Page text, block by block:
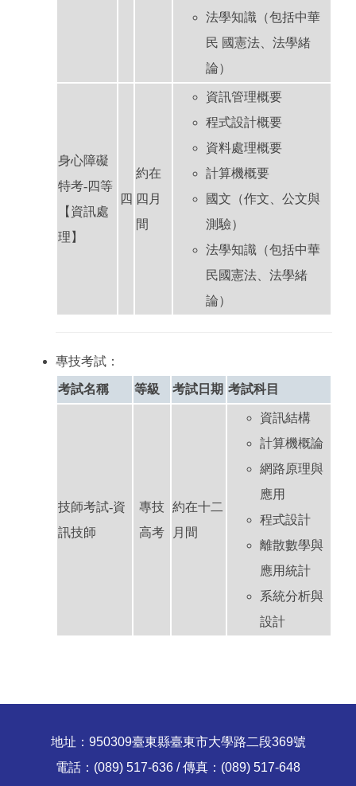
法學知識（包括中華
民 國憲法、法學緒
論）
身心障礙
特考-四等
【資訊處
理】
四
約在
四月
間
資訊管理概要
程式設計概要
資料處理概要
計算機概要
國文（作文、公文與
測驗）
法學知識（包括中華
民國憲法、法學緒
論）
專技考試：
考試名稱 等級 考試日期 考試科目
技師考試-資
訊技師
專技
高考
約在十二
月間
資訊結構
計算機概論
網路原理與
應用
程式設計
離散數學與
應用統計
系統分析與
設計
地址：950309臺東縣臺東市大學路二段369號
電話：(089) 517-636 / 傳真：(089) 517-648